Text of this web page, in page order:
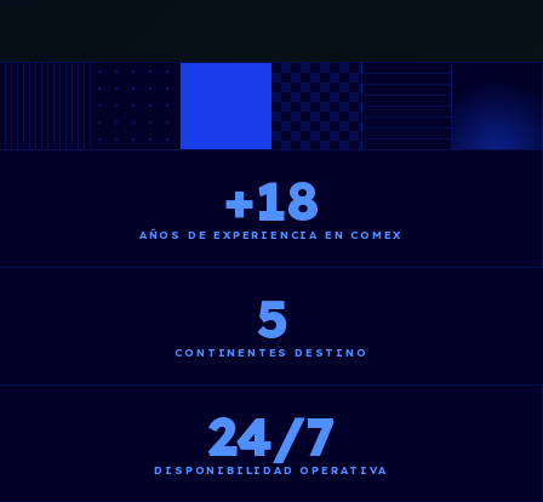
AÑOS DE EXPERIENCIA EN COMEX
+18
CONTINENTES DESTINO
5
DISPONIBILIDAD OPERATIVA
24/7